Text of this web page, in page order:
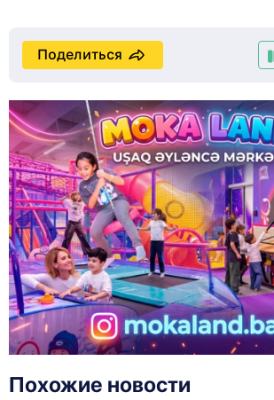
Поделиться
Похожие новости